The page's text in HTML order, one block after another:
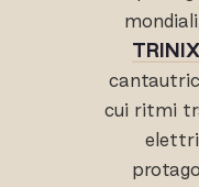
TRINIX
cui ritmi